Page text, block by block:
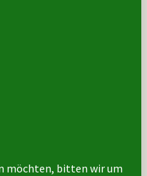
möchten, bitten wir um